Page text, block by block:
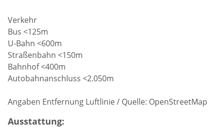
Verkehr
Bus <125m
U-Bahn <600m
Straßenbahn <150m
Bahnhof <400m
Autobahnanschluss <2.050m
Angaben Entfernung Luftlinie / Quelle: OpenStreetMap
Ausstattung: